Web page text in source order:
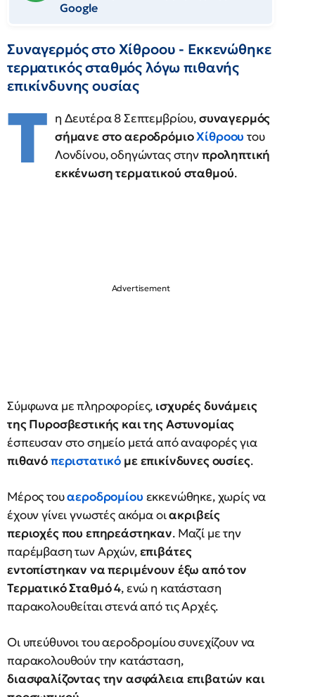
Google
Συναγερμός στο Χίθροου - Εκκενώθηκε
τερματικός σταθμός λόγω πιθανής
επικίνδυνης ουσίας
Τ η Δευτέρα 8 Σεπτεμβρίου,συναγερμός
σήμανε στο αεροδρόμιοΧίθροου του
Λονδίνου, οδηγώντας στηνπροληπτική
εκκένωση τερματικού σταθμού.
Σύμφωνα με πληροφορίες, ισχυρές δυνάμεις
της Πυροσβεστικής και της Αστυνομίας
έσπευσαν στο σημείο μετά από αναφορές για
πιθανόπεριστατικό με επικίνδυνες ουσίες.
Μέρος τουαεροδρομίου εκκενώθηκε, χωρίς να
έχουν γίνει γνωστές ακόμα οιακριβείς
περιοχές που επηρεάστηκαν. Μαζί με την
παρέμβαση των Αρχών,επιβάτες
εντοπίστηκαν να περιμένουν έξω από τον
Τερματικό Σταθμό 4, ενώ η κατάσταση
παρακολουθείται στενά από τις Αρχές.
Οι υπεύθυνοι του αεροδρομίου συνεχίζουν να
παρακολουθούν την κατάσταση,
διασφαλίζοντας την ασφάλεια επιβατών και